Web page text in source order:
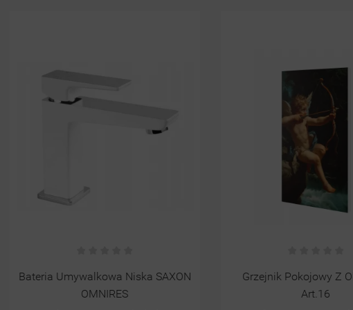
Bateria Umywalkowa Niska SAXON
OMNIRES
Grzejnik Pokojowy Z
Art.16